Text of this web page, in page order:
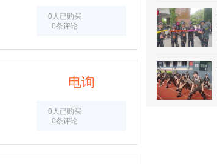
0人已购买
0条评论
电询
0人已购买
0条评论